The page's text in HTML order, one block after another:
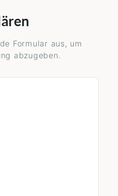
Formular aus, um
abzugeben.